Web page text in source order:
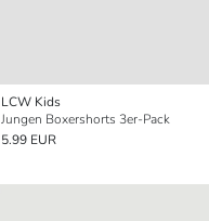
LCW Kids
Jungen Boxershorts 3er-Pack
5.99 EUR